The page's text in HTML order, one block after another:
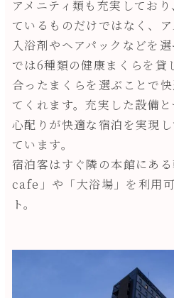
アメニティ類も充実してお
ているものだけではなく、
入浴剤やヘアパックなどを
では6種類の健康まくらを貸
合ったまくらを選ぶことで
てくれます。充実した設備
心配りが快適な宿泊を実現
ています。
宿泊客はすぐ隣の本館にあ
cafe」や「大浴場」を利用
ト。